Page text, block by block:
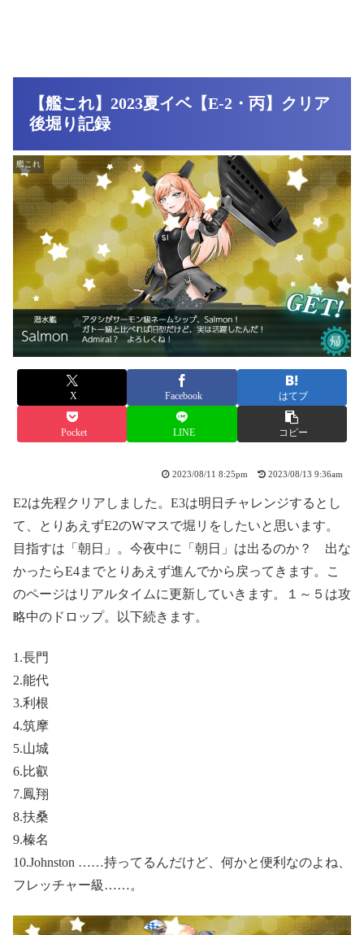
【艦これ】2023夏イベ【E-2・丙】クリア
後堀り記録
艦これ
X Facebook はてブ
Pocket LINE コピー
2023/08/11 8:25pm 2023/08/13 9:36am
E2は先程クリアしました。E3は明日チャレンジするとし
て、とりあえずE2のWマスで堀リをしたいと思います。
目指すは「朝日」。今夜中に「朝日」は出るのか？ 出な
かったらE4までとりあえず進んでから戻ってきます。こ
のページはリアルタイムに更新していきます。１～５は攻
略中のドロップ。以下続きます。
1.長門
2.能代
3.利根
4.筑摩
5.山城
6.比叡
7.鳳翔
8.扶桑
9.榛名
10.Johnston ……持ってるんだけど、何かと便利なのよね、
フレッチャー級……。